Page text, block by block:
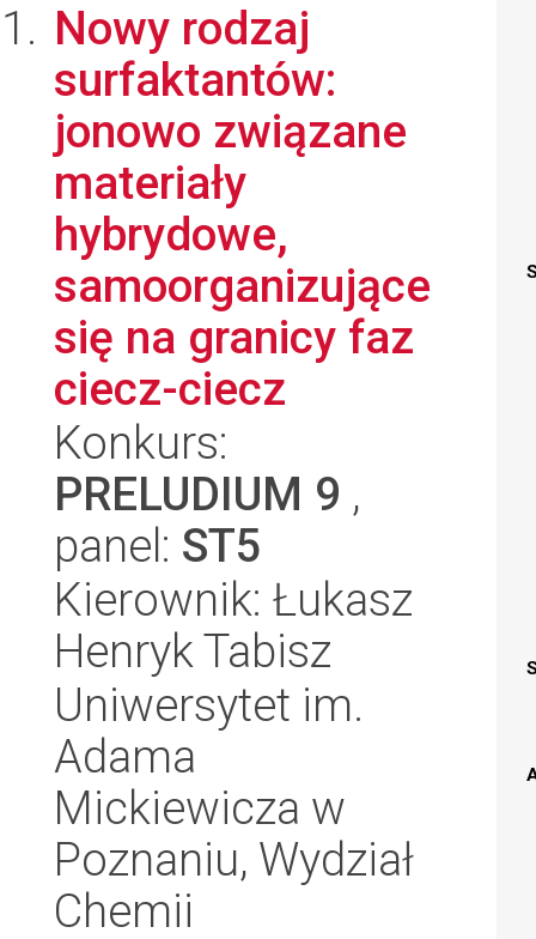
Nowy rodzaj
surfaktantów:
jonowo związane
materiały
hybrydowe,
samoorganizujące
się na granicy faz
ciecz-ciecz
Konkurs:
PRELUDIUM 9 ,
panel: ST5
Kierownik: Łukasz
Henryk Tabisz
Uniwersytet im.
Adama
Mickiewicza w
Poznaniu, Wydział
Chemii